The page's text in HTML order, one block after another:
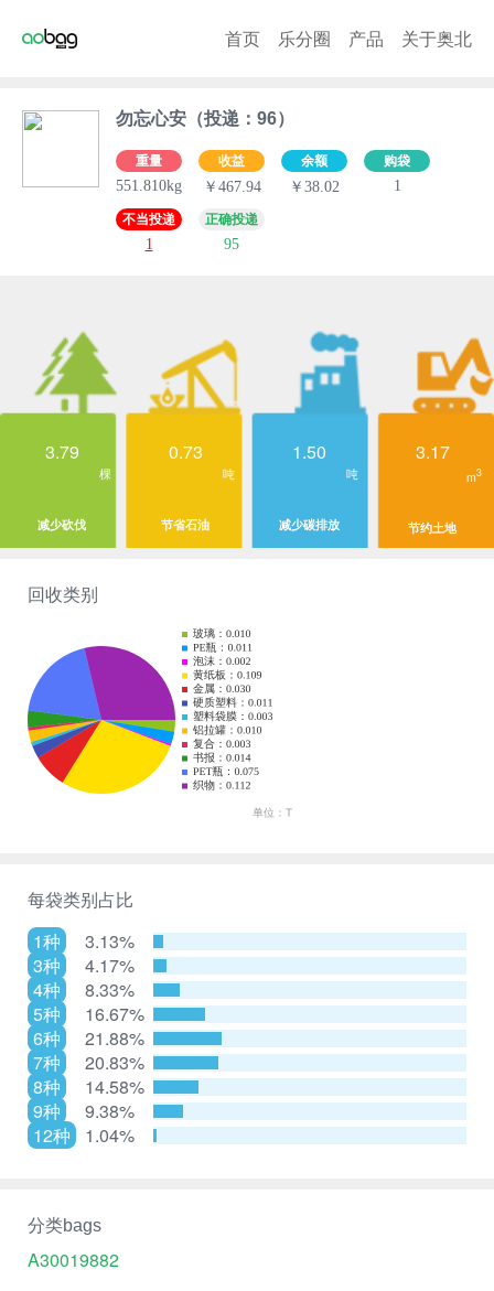
首页 乐分圈 产品 关于奥北
勿忘心安（投递：96）
重量
551.810kg
收益
￥467.94
余额
￥38.02
购袋
1
不当投递
1
正确投递
95
3.79
棵
减少砍伐
0.73
吨
节省石油
1.50
吨
减少碳排放
3.17
m3
节约土地
回收类别
每袋类别占比
1种
3.13%
3种
4.17%
4种
8.33%
5种
16.67%
6种
21.88%
7种
20.83%
8种
14.58%
9种
9.38%
12种
1.04%
分类bags
A30019882